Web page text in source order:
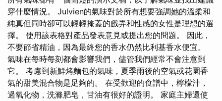
穿什麼情況。 Julvien的氣味對於所有想要強調她的溫柔和
純真但同時卻可以輕輕掩蓋的戲弄和性感的女性是理想的選
擇。 使用該表格對產品發表意見或提出您的問題。 因此，
不要節省精油，因為最終您的香水仍然比利基香水便宜。
氣味在每時每刻都會影響我們，儘管我們經常不會注意到
它。 考慮到新鮮烤麵包的氣味，夏季雨後的空氣或花園香
氣的甜美混合物是足夠的。 在受歡迎的食譜中，檸檬汁，
過氧化物，洗滌肥皂，甘油有很好的證明。 家庭主婦還使